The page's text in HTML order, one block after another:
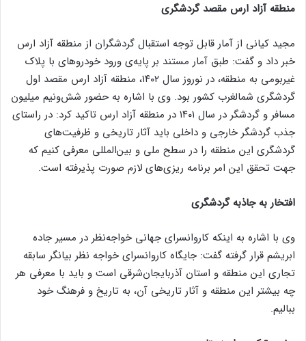
منطقه آزاد ارس مقصد گردشگری
مجید کیانی از آمار قابل توجه استقبال گردشگران از منطقه آزاد ارس
خبر داد و گفت: طبق آمار مستند بر پایه‌ی ورود خودرو‌های با پلاک
غیربومی به منطقه، در نوروز سال ۱۴۰۲، منطقه آزاد ارس مقصد اول
گردشگری شمالغرب کشور بود. وی با اشاره به حضور شش‌ونیم میلیون
مسافر و گردشگر در سال ۱۴۰۱ در منطقه آزاد ارس تاکید کرد: در راستای
جذب گردشگر خارجی و داخلی باید آثار تاریخی و ظرفیت‌های
گردشگری این منطقه را در سطح ملی و بین‌المللی معرفی کنیم که
جهت تحقق این امر برنامه ریزی‌های لازم صورت پذیرفته است.
افتخار به جاذبه گردشگری
وی با اشاره به اینکه کاروانسرای جهانی خواجه‌نظر در مسیر جاده
ابریشم قرار گرفته گفت: جایگاه کاروانسرای خواجه نظر بیانگر سابقه
تجاری این منطقه و استان آذربایجان‌شرقی است و باید با معرفی هر
چه بیشتر این منطقه و آثار تاریخی آن، به تاریخ و فرهنگ خود
ببالیم.